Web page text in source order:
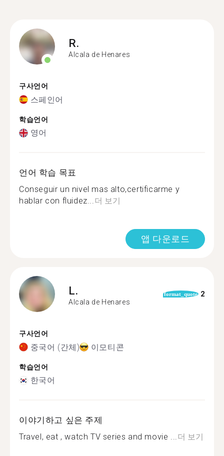
R.
Alcala de Henares
구사언어
스페인어
학습언어
영어
언어 학습 목표
Conseguir un nivel mas alto,certificarme y
hablar con fluidez...더 보기
앱 다운로드
L.
Alcala de Henares
format_quote 2
구사언어
중국어 (간체) 이모티콘
학습언어
한국어
이야기하고 싶은 주제
Travel, eat , watch TV series and movie ...더 보기